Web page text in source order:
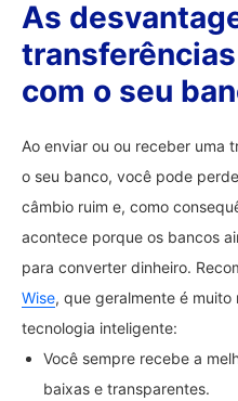
As
com o seu
Ao enviar ou ou receber uma
o seu banco, você pode
câmbio ruim e, como
acontece porque os bancos
para converter dinheiro.
Wise, que geralmente é muito
tecnologia inteligente:
Você sempre recebe a
baixas e transparentes.